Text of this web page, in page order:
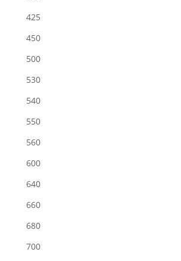
425
450
500
530
540
550
560
600
640
660
680
700